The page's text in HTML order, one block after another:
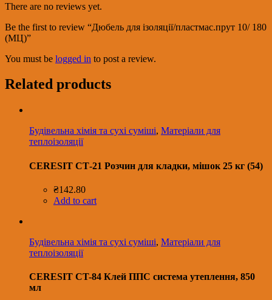
There are no reviews yet.
Be the first to review “Дюбель для ізоляції/пластмас.прут 10/ 180
(МЦ)”
You must be logged in to post a review.
Related products
Будівельна хімія та сухі суміші, Матеріали для
теплоізоляції
CERESIT СТ-21 Розчин для кладки, мішок 25 кг (54)
₴142.80
Add to cart
Будівельна хімія та сухі суміші, Матеріали для
теплоізоляції
CERESIT CT-84 Клей ППС система утеплення, 850
мл